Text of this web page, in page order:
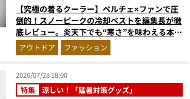
【究極の着るクーラー】ペルチェ×ファンで圧
倒的！スノーピークの冷却ベストを編集長が徹
底レビュー。炎天下でも“寒さ”を味わえる本気
のギア『コレ買いです』Vol.172
アウトドア ファッション
2026/07/28 18:00
特集 涼しい！「猛暑対策グッズ」